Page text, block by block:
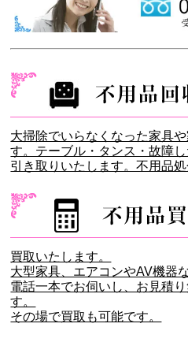
大掃除でいらなくなった家具
す。テーブル・タンス・故障
引き取りいたします。不用品
買取いたします。
大型家具、エアコンやAV機器
電話一本でお伺いし、お見積
す。
その場で買取も可能です。